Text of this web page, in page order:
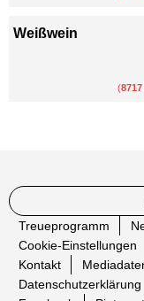
Weißwein
(8717
Treueprogramm
Cookie-Einstellungen
Kontakt
Datenschutzerklärung